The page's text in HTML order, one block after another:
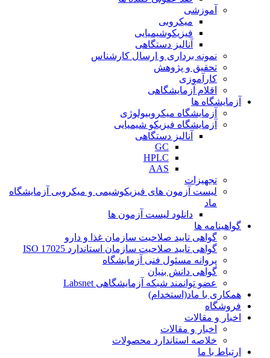
آموزشی
میکروبی
فیزیکوشیمیایی
آنالیز دستگاهی
نمونه برداری و ارسال کارشناس
تحقیق و پژوهش
کارآموزی
اقلام آزمایشگاهی
آزمایشگاه ها
آزمایشگاه میکروبیولوژی
آزمایشگاه فیزیکو شیمیایی
آنالیز دستگاهی
GC
HPLC
AAS
تجهیزات
لیست آزمون های فیزیکوشیمی و میکروبی آزمایشگاه
ماد
دانلود لیست آزمون ها
گواهینامه ها
گواهی تایید صلاحیت سازمان غذا و دارو
گواهی تایید صلاحیت سازمان استاندارد ISO 17025
پروانه مسئول فنی آزمایشگاه
گواهی دانش بنیان
عضو توانمند شبکه آزمایشگاهی Labsnet
همکاری با ماد(استخدام)
فروشگاه
اخبار و مقالات
اخبار و مقالات
خلاصه استاندارد محصولات
ارتباط با ما